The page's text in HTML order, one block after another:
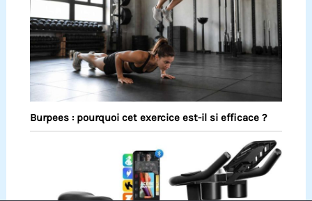
Burpees : pourquoi cet exercice est-il si efficace ?